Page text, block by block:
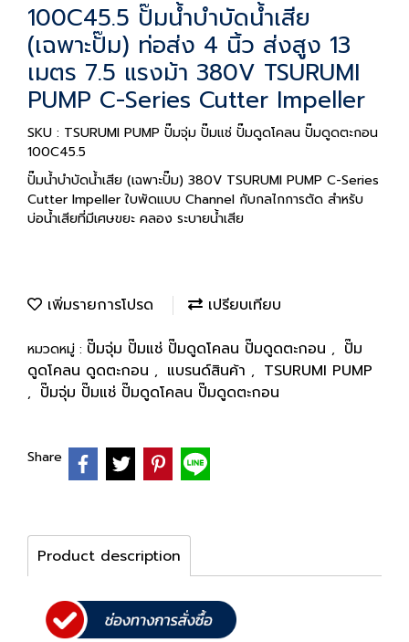
100C45.5 ปั๊มน้ำบำบัดน้ำเสีย
(เฉพาะปั๊ม) ท่อส่ง 4 นิ้ว ส่งสูง 13
เมตร 7.5 แรงม้า 380V TSURUMI
PUMP C-Series Cutter Impeller
SKU : TSURUMI PUMP ปั๊มจุ่ม ปั๊มแช่ ปั๊มดูดโคลน ปั๊มดูดตะกอน
100C45.5
ปั๊มน้ำบำบัดน้ำเสีย (เฉพาะปั๊ม) 380V TSURUMI PUMP C-Series
Cutter Impeller ใบพัดแบบ Channel กับกลไกการตัด สำหรับ
บ่อน้ำเสียที่มีเศษขยะ คลอง ระบายน้ำเสีย
เพิ่มรายการโปรด เปรียบเทียบ
หมวดหมู่ : ปั๊มจุ่ม ปั๊มแช่ ปั๊มดูดโคลน ปั๊มดูดตะกอน , ปั๊ม
ดูดโคลน ดูดตะกอน , แบรนด์สินค้า , TSURUMI PUMP
, ปั๊มจุ่ม ปั๊มแช่ ปั๊มดูดโคลน ปั๊มดูดตะกอน
Share
Product description